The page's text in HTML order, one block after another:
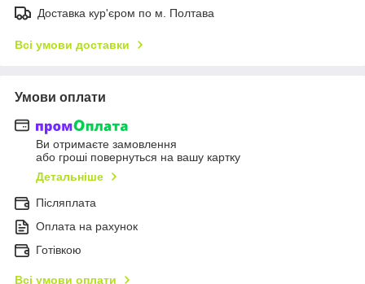
Доставка кур'єром по м. Полтава
Всі умови доставки
Умови оплати
Ви отримаєте замовлення
або гроші повернуться на вашу картку
Детальніше
Післяплата
Оплата на рахунок
Готівкою
Всі умови оплати